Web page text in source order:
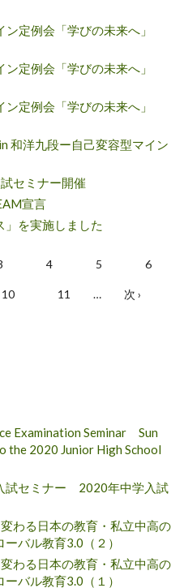
定例会「学びの未来へ」
定例会「学びの未来へ」
定例会「学びの未来へ」
和洋九段ー自己変容型マイン
セミナー開催
宣言
」を実施しました
4 5 6
10 11 … 次 ›
Examination Seminar Sun
2020 Junior High School
試セミナー 2020年中学入試
わる日本の教育・私立中高の
バル教育3.0（２）
わる日本の教育・私立中高の
バル教育3.0（１）